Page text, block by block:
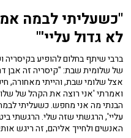
"כשעליתי לבמה
לא גדול עליי'"
ברבי שיתף בחלום להופיע בקיסריה
של שלומית שבת: "קיסריה זה אבן
אצלשלומי שבת, והייתי מאחורה,
ואמרתי 'אני רוצה את הקהל של
הבנתי מה אני מחפש. כשעליתי
עליי', הרגשתי שזה שלי. הרגשתי
האנשים ולחייך אליהם, זה ריגש